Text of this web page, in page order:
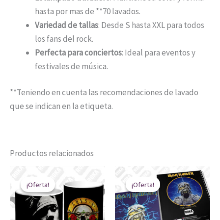
hasta por mas de **70 lavados.
Variedad de tallas: Desde S hasta XXL para todos
los fans del rock.
Perfecta para conciertos: Ideal para eventos y
festivales de música.
**Teniendo en cuenta las recomendaciones de lavado
que se indican en la etiqueta.
Productos relacionados
¡Oferta!
¡Oferta!original
era:
$ 20.000.
precio
actual
$ 14.900.
¡Oferta!
¡Oferta!
precio
original
era:
$ 24.900.
precio
actual
es:
$ 17.900.